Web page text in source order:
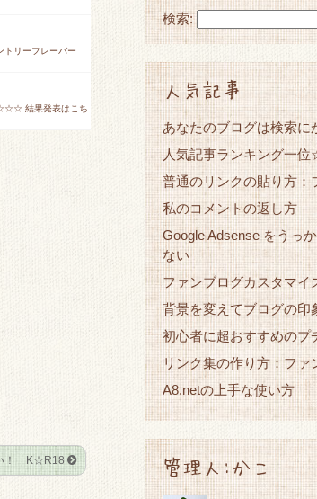
トリーフレーバー
結果発表はこち
！ K☆R18
検索:
人気記事
あなたのブログは検索に
人気記事ランキング一
普通のリンクの貼り方：
私のコメントの返し方
Google Adsense をうっ
ない
ファンブログカスタマイ
背景を変えてブログの印
初心者に超おすすめのプ
リンク集の作り方：ファ
A8.netの上手な使い方
管理人:かこ